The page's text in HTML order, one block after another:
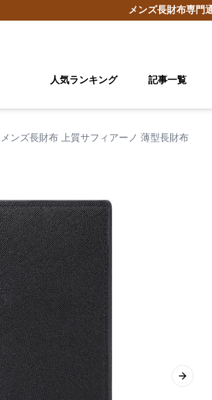
メンズ長財布専門
人気ランキング 記事一覧
メンズ長財布 上質サフィアーノ 薄型長財布
Next